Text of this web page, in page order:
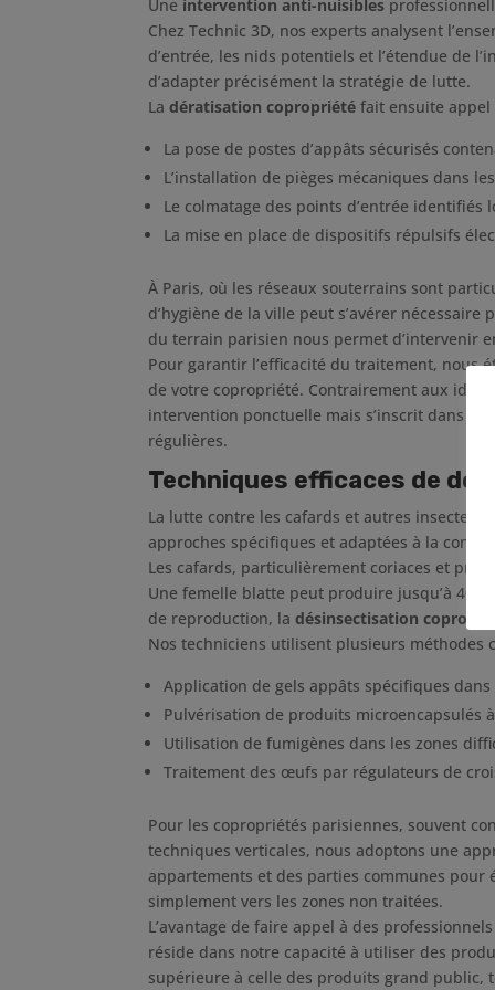
Une intervention anti-nuisibles
Chez Technic 3D, nos experts analysent
d’entrée, les nids potentiels et l’étendue de
d’adapter précisément la stratégie de lutte.
Ladératisation copropriété fait ensuite
La pose de postes d’appâts sécurisés
L’installation de pièges mécaniques dans
Le colmatage des points d’entrée identifiés
La mise en place de dispositifs répulsifs
À Paris, où les réseaux souterrains sont
d’hygiène de la ville peut s’avérer
du terrain parisien nous permet d’intervenir
Pour garantir l’efficacité du traitement, nous
de votre copropriété. Contrairement aux idées
intervention ponctuelle mais s’inscrit dans
régulières.
Techniques efficaces de
La lutte contre les cafards et autres insectes
approches spécifiques et adaptées à la
Les cafards, particulièrement coriaces et
Une femelle blatte peut produire jusqu’à 400
de reproduction, ladésinsectisation
Nos techniciens utilisent plusieurs méthodes
Application de gels appâts spécifiques
Pulvérisation de produits microencapsulés
Utilisation de fumigènes dans les zones
Traitement des œufs par régulateurs de
Pour les copropriétés parisiennes, souvent
techniques verticales, nous adoptons une
appartements et des parties communes pour
simplement vers les zones non traitées.
L’avantage de faire appel à des
réside dans notre capacité à utiliser des
supérieure à celle des produits grand public,